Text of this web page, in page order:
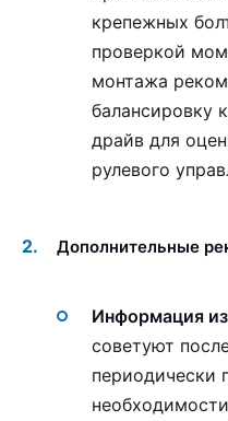
крепежных
проверкой
монтажа
балансировку
драйв для
рулевого
Дополнительные
Информация
советуют
периодически